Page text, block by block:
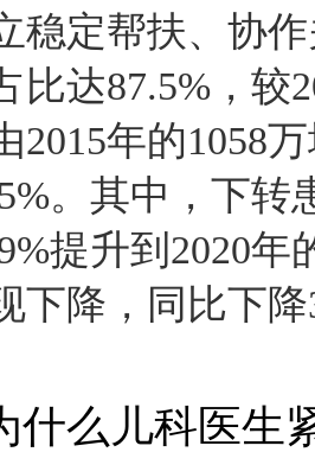
稳定帮扶、协
比达87.5%，较
2015年的1058
。其中，下
提升到2020
下降，同比下降
什么儿科医生